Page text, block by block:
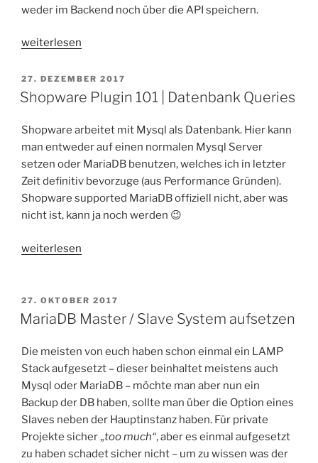
weder im Backend noch über die API speichern.
„Shopware
Obacht
bei
vielen
Attributen“
weiterlesen
VERÖFFENTLICHT
AM
27. DEZEMBER 2017
Shopware Plugin 101 | Datenbank Queries
Shopware arbeitet mit Mysql als Datenbank. Hier kann
man entweder auf einen normalen Mysql Server
setzen oder MariaDB benutzen, welches ich in letzter
Zeit definitiv bevorzuge (aus Performance Gründen).
Shopware supported MariaDB offiziell nicht, aber was
nicht ist, kann ja noch werden 😉
„Shopware
|
Datenbank
weiterlesen
VERÖFFENTLICHT
AM
27. OKTOBER 2017
MariaDB Master / Slave System aufsetzen
Die meisten von euch haben schon einmal ein LAMP
Stack aufgesetzt – dieser beinhaltet meistens auch
Mysql oder MariaDB – möchte man aber nun ein
Backup der DB haben, sollte man über die Option eines
Slaves neben der Hauptinstanz haben. Für private
Projekte sicher „too much“, aber es einmal aufgesetzt
zu haben schadet sicher nicht – um zu wissen was der